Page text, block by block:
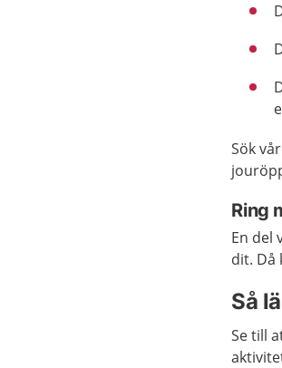
Sök
Ring
En del
dit. Då
Så
Se till